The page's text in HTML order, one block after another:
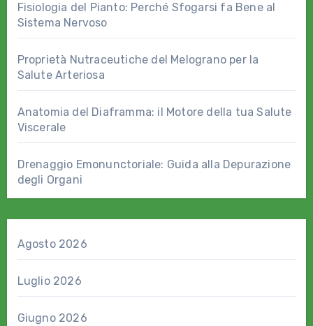
Fisiologia del Pianto: Perché Sfogarsi fa Bene al
Sistema Nervoso
Proprietà Nutraceutiche del Melograno per la
Salute Arteriosa
Anatomia del Diaframma: il Motore della tua Salute
Viscerale
Drenaggio Emonunctoriale: Guida alla Depurazione
degli Organi
Agosto 2026
Luglio 2026
Giugno 2026